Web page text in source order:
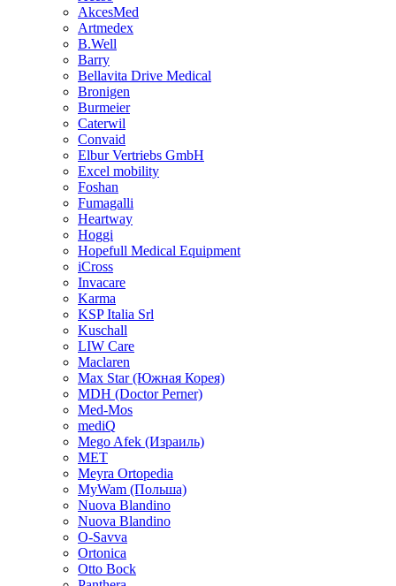
AkcesMed
Artmedex
B.Well
Barry
Bellavita Drive Medical
Bronigen
Burmeier
Caterwil
Convaid
Elbur Vertriebs GmbH
Excel mobility
Foshan
Fumagalli
Heartway
Hoggi
Hopefull Medical Equipment
iCross
Invacare
Karma
KSP Italia Srl
Kuschall
LIW Care
Maclaren
Max Star (Южная Корея)
MDH (Doctor Perner)
Med-Mos
mediQ
Mego Afek (Израиль)
MET
Meyra Ortopedia
MyWam (Польша)
Nuova Blandino
Nuova Blandino
O-Savva
Ortonica
Otto Bock